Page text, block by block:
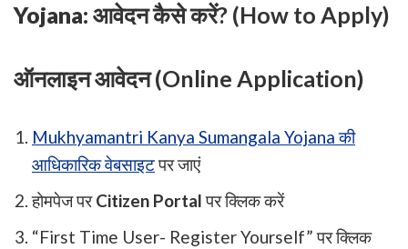
Yojana: आवेदन कैसे करें? (How to Apply)
ऑनलाइन आवेदन (Online Application)
Mukhyamantri Kanya Sumangala Yojana की
आधिकारिक वेबसाइटपर जाएं
होमपेज परCitizen Portalपर क्लिक करें
“First Time User- Register Yourself” पर क्लिक